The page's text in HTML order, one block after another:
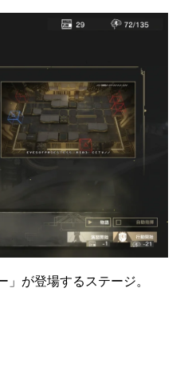
」が登場するステージ。